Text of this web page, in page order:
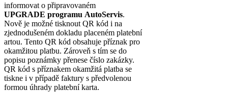
informovat o připravovaném
UPGRADE programu AutoServis.
Nově je možné tisknout QR kód i na
zjednodušeném dokladu placeném platební
artou. Tento QR kód obsahuje příznak pro
okamžitou platbu. Zároveň s tím se do
popisu poznámky přenese číslo zakázky.
QR kód s příznakem okamžitá platba se
tiskne i v případě faktury s předvolenou
formou úhrady platební karta.